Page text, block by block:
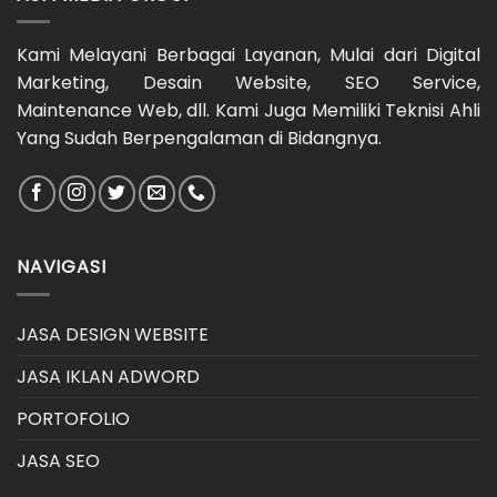
Kami Melayani Berbagai Layanan, Mulai dari Digital
Marketing, Desain Website, SEO Service,
Maintenance Web, dll. Kami Juga Memiliki Teknisi Ahli
Yang Sudah Berpengalaman di Bidangnya.
NAVIGASI
JASA DESIGN WEBSITE
JASA IKLAN ADWORD
PORTOFOLIO
JASA SEO